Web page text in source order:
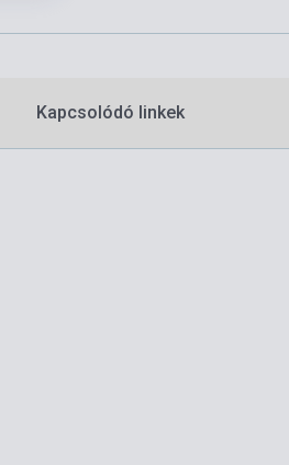
Kapcsolódó linkek